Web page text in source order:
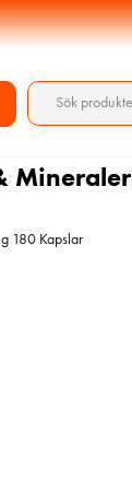
Mineraler
180 Kapslar